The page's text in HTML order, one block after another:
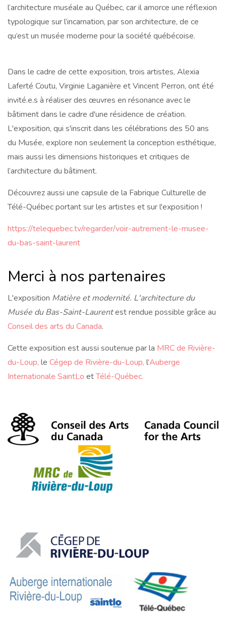
l’architecture muséale au Québec, car il amorce une réflexion
typologique sur l’incarnation, par son architecture, de ce
qu’est un musée moderne pour la société québécoise.
Dans le cadre de cette exposition, trois artistes, Alexia
Laferté Coutu, Virginie Laganière et Vincent Perron, ont été
invité.e.s à réaliser des œuvres en résonance avec le
bâtiment dans le cadre d'une résidence de création.
L'exposition, qui s'inscrit dans les célébrations des 50 ans
du Musée, explore non seulement la conception esthétique,
mais aussi les dimensions historiques et critiques de
l’architecture du bâtiment.
Découvrez aussi une capsule de la Fabrique Culturelle de
Télé-Québec portant sur les artistes et sur l'exposition !
https://telequebec.tv/regarder/voir-autrement-le-musee-
du-bas-saint-laurent
Merci à nos partenaires
L'exposition Matière et modernité. L'architecture du
Musée du Bas-Saint-Laurentest rendue possible grâce au
Conseil des arts du Canada.
Cette exposition est aussi soutenue par la MRC de Rivière-
du-Loup, le Cégep de Rivière-du-Loup, l'Auberge
Internationale SaintLo etTélé-Québec.